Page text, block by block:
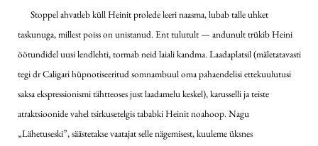
Stoppel ahvatleb küll Heinit prolede leeri naasma, lubab talle uhket
taskunuga, millest poiss on unistanud. Ent tulutult — andunult trükib Heini
öötundidel uusi lendlehti, tormab neid laiali kandma. Laadaplatsil (mäletatavasti
tegi dr Caligari hüpnotiseeritud somnambuul oma pahaendelisi ettekuulutusi
saksa ekspressionismi tähtteoses just laadamelu keskel), karusselli ja teiste
atraktsioonide vahel tsirkusetelgis tababki Heinit noahoop. Nagu
„Lähetuseski”, säästetakse vaatajat selle nägemisest, kuuleme üksnes